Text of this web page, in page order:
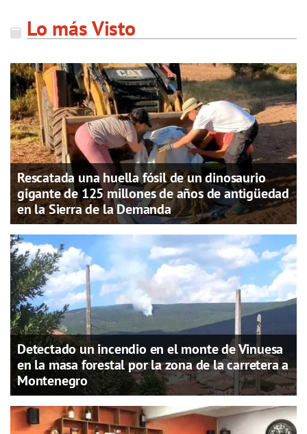
Lo más Visto
Rescatada una huella fósil de un dinosaurio
gigante de 125 millones de años de antigüedad
en la Sierra de la Demanda
Detectado un incendio en el monte de Vinuesa
en la masa forestal por la zona de la carretera a
Montenegro